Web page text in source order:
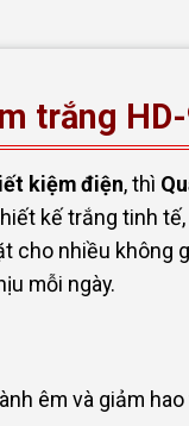
trắng
kiệm điện, thì
kế trắng tinh
cho nhiều không
mỗi ngày.
êm và giảm